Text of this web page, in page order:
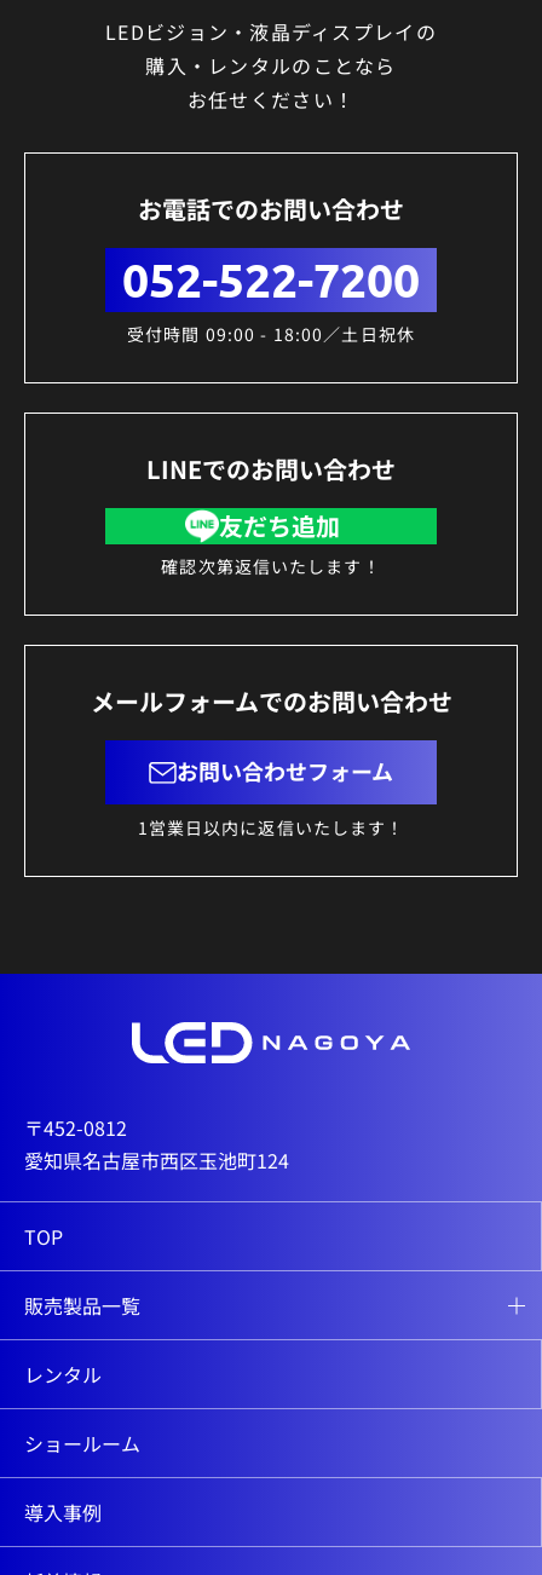
LEDビジョン・液晶ディスプレイの
購入・レンタルのことなら
お任せください！
お電話でのお問い合わせ
052-522-7200
受付時間 09:00 - 18:00／土日祝休
LINEでのお問い合わせ
友だち追加
確認次第返信いたします！
メールフォームでのお問い合わせ
お問い合わせフォーム
1営業日以内に返信いたします！
〒452-0812
愛知県名古屋市西区玉池町124
TOP
販売製品一覧
レンタル
ショールーム
導入事例